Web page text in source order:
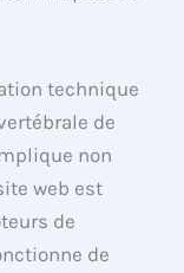
technique
de
non
web est
de
de